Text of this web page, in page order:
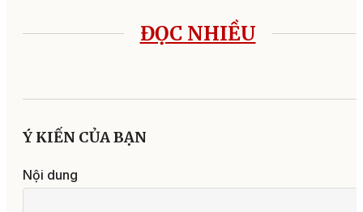
ĐỌC NHIỀU
Ý KIẾN CỦA BẠN
Nội dung